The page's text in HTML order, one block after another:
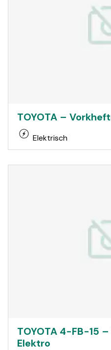
TOYOTA –
Elektrisch
TOYOTA 4-FB-15
Elektro